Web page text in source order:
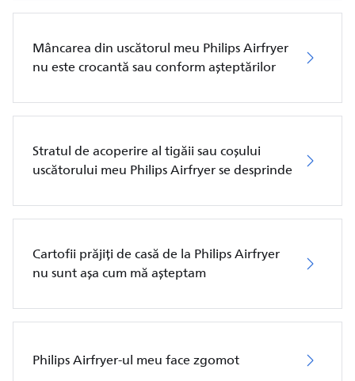
Mâncarea din uscătorul meu Philips Airfryer
nu este crocantă sau conform așteptărilor
Stratul de acoperire al tigăii sau coșului
uscătorului meu Philips Airfryer se desprinde
Cartofii prăjiți de casă de la Philips Airfryer
nu sunt așa cum mă așteptam
Philips Airfryer-ul meu face zgomot